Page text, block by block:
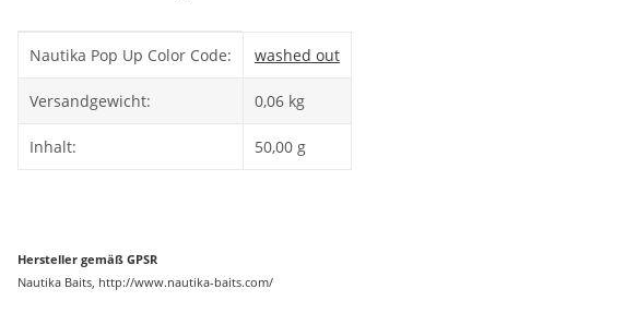
Nautika Pop Up Color Code: washed out
Versandgewicht: 0,06 kg
Inhalt: 50,00 g
Hersteller gemäß GPSR
Nautika Baits, http://www.nautika-baits.com/